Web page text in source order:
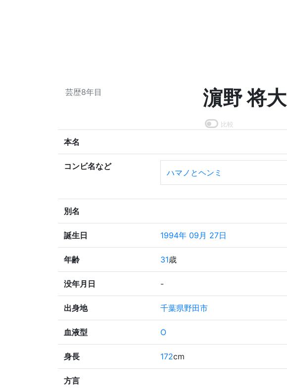
芸歴8年目 濵野 将大
比較
本名
コンビ名など
ハマノとヘンミ
別名
誕生日 1994年 09月 27日
年齢 31歳
没年月日 -
出身地 千葉県野田市
血液型 O
身長 172cm
方言